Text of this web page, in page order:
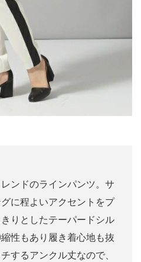
ンドのラインパンツ。サ
に程よいアクセントをプ
りとしたテーパードシル
性もあり履き着心地も抜
するアンクル丈なので、